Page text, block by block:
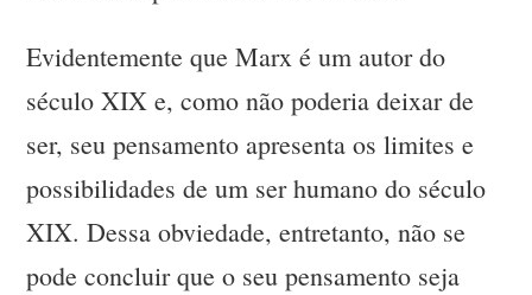
Evidentemente que Marx é um autor do
século XIX e, como não poderia deixar de
ser, seu pensamento apresenta os limites e
possibilidades de um ser humano do século
XIX. Dessa obviedade, entretanto, não se
pode concluir que o seu pensamento seja